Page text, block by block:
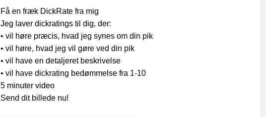
Få en fræk DickRate fra mig
Jeg laver dickratings til dig, der:
• vil høre præcis, hvad jeg synes om din pik
• vil høre, hvad jeg vil gøre ved din pik
• vil have en detaljeret beskrivelse
• vil have dickrating bedømmelse fra 1-10
5 minuter video
Send dit billede nu!